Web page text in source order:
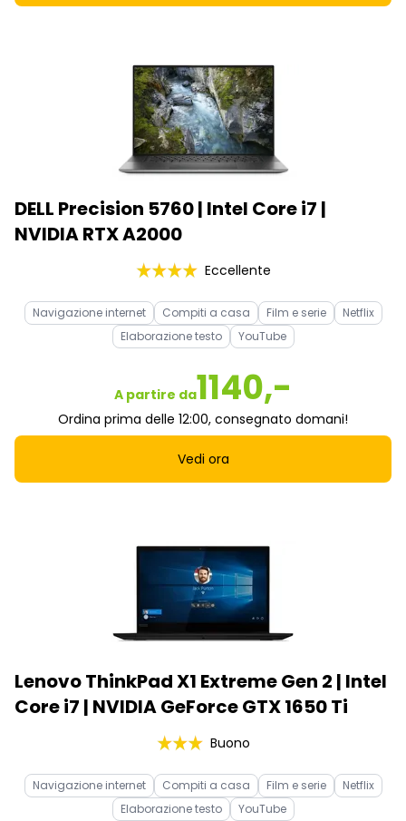
DELL Precision 5760 | Intel Core i7 |
NVIDIA RTX A2000
Eccellente
Navigazione internet Compiti a casa Film e serie
Netflix
Elaborazione testo
YouTube
A partire da1140,-
Ordina prima delle 12:00, consegnato domani!
Vedi ora
Lenovo ThinkPad X1 Extreme Gen 2 | Intel
Core i7 | NVIDIA GeForce GTX 1650 Ti
Buono
Navigazione internet Compiti a casa Film e serie
Netflix
Elaborazione testo
YouTube